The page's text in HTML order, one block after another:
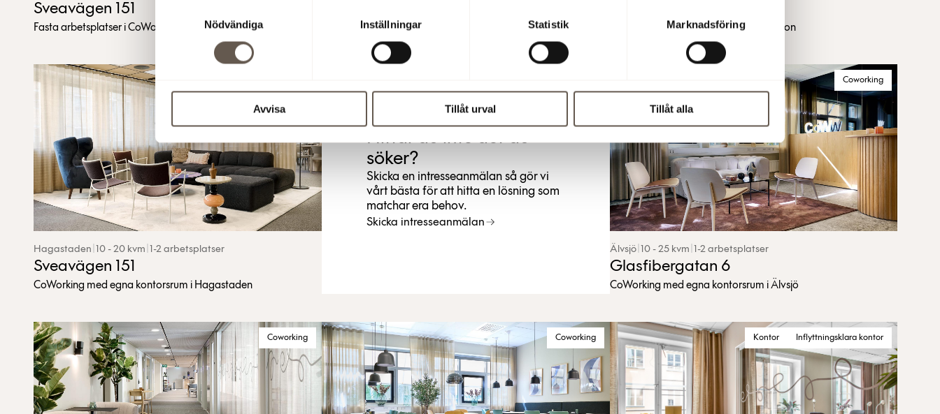
Nödvändiga
Inställningar Statistik Marknadsföring
Avvisa Tillåt urval Tillåt alla
Sveavägen 151
Fasta arbetsplatser i CoWorking Hagastaden CoWorking med egna kontorsrum i Arenastaden Kontorshotell nära Flemingsbergs station
Hagastaden 10 - 20 kvm 1-2 arbetsplatser
Sveavägen 151
CoWorking med egna kontorsrum i Hagastaden
Hittar du inte det du
söker?
Skicka en intresseanmälan så gör vi
vårt bästa för att hitta en lösning som
matchar era behov.
Skicka intresseanmälan
Älvsjö| 10 - 25 kvm 1-2 arbetsplatser
Glasfibergatan 6
CoWorking med egna kontorsrum i Älvsjö
Coworking
Coworking Coworking Kontor Inflyttningsklara kontor